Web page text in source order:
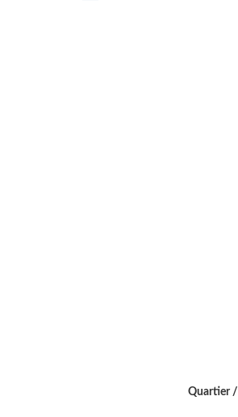
Quartier /